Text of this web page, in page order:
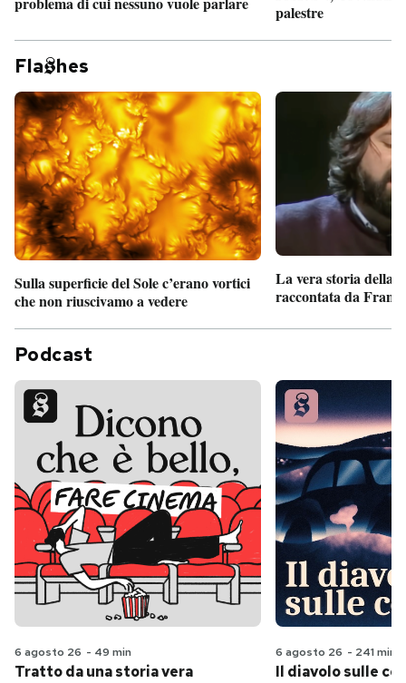
palestre
Fla hes
Sulla superficie del Sole c’erano vortici
che non riuscivamo a vedere
La vera storia della
raccontata da
Podcast
6 agosto 26 - 49 min
Tratto da una storia vera
6 agosto 26 - 241 min
Il diavolo sulle